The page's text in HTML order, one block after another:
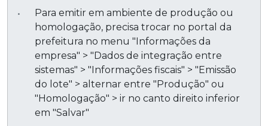
Para emitir em ambiente de produção ou
homologação, precisa trocar no portal da
prefeitura no menu "Informações da
empresa" > "Dados de integração entre
sistemas" > "Informações fiscais" > "Emissão
do lote" > alternar entre "Produção" ou
"Homologação" > ir no canto direito inferior
em "Salvar"